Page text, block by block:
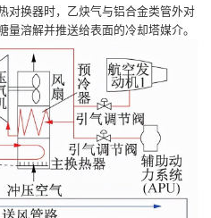
对换器时，乙炔气与铝合金类管外对
溶解并推送给表面的冷却塔媒介。